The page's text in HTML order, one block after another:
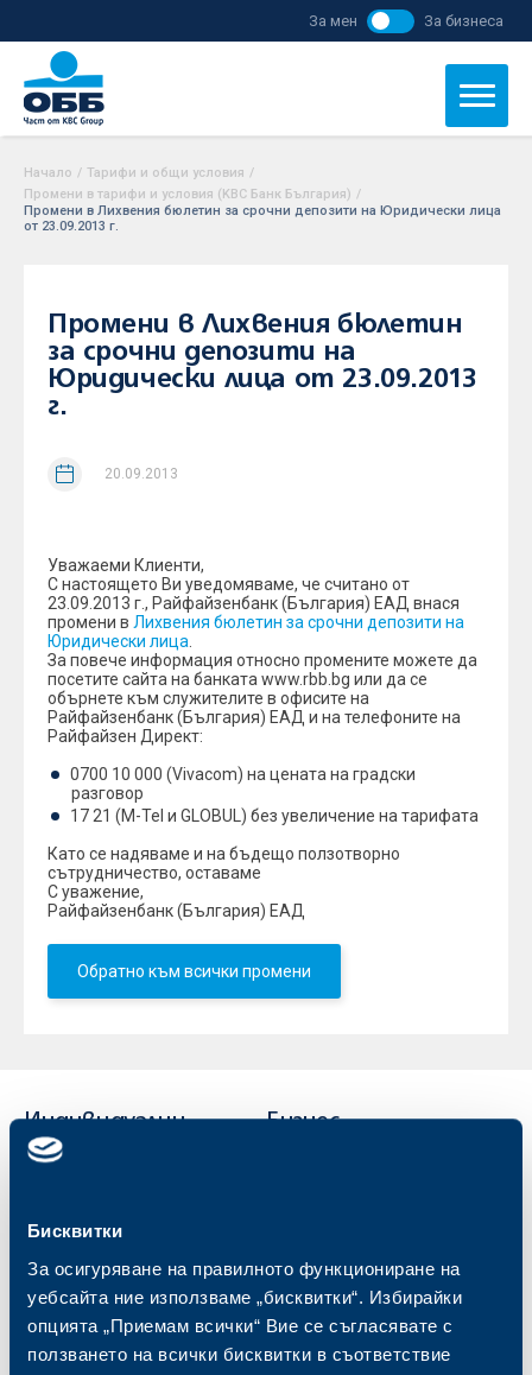
Бисквитки
За осигуряване на правилното функциониране на
уебсайта ние използваме „бисквитки“. Избирайки
опцията „Приемам всички“ Вие се съгласявате с
ползването на всички бисквитки в съответствие
За мен За бизнеса
Начало / Тарифи и общи условия /
Промени в тарифи и условия (KBC Банк България) /
Промени в Лихвения бюлетин за срочни депозити на Юридически лица
от 23.09.2013 г.
Промени в Лихвения бюлетин
за срочни депозити на
Юридически лица от 23.09.2013
г.
20.09.2013
Уважаеми Клиенти,
С настоящето Ви уведомяваме, че считано от
23.09.2013 г., Райфайзенбанк (България) ЕАД внася
промени в Лихвения бюлетин за срочни депозити на
Юридически лица
За повече информация относно промените можете да
посетите сайта на банката www.rbb.bg или да се
обърнете към служителите в офисите на
Райфайзенбанк (България) ЕАД и на телефоните на
Райфайзен Директ:
0700 10 000 (Vivacom) на цената на градски
разговор
17 21 (M-Tel и GLOBUL) без увеличение на тарифата
Като се надяваме и на бъдещо ползотворно
сътрудничество, оставаме
С уважение,
Райфайзенбанк (България) ЕАД
Обратно към всички промени
Индивидуални
клиенти
Сметки и плащания
Спестявания и инвестиции
Частно банкиране
Застраховки
Актуализация на клиентски данни
Бизнес
ПОС терминали
Пазари, инвестиционно банкиране
и попечителски услуги
Факторинг